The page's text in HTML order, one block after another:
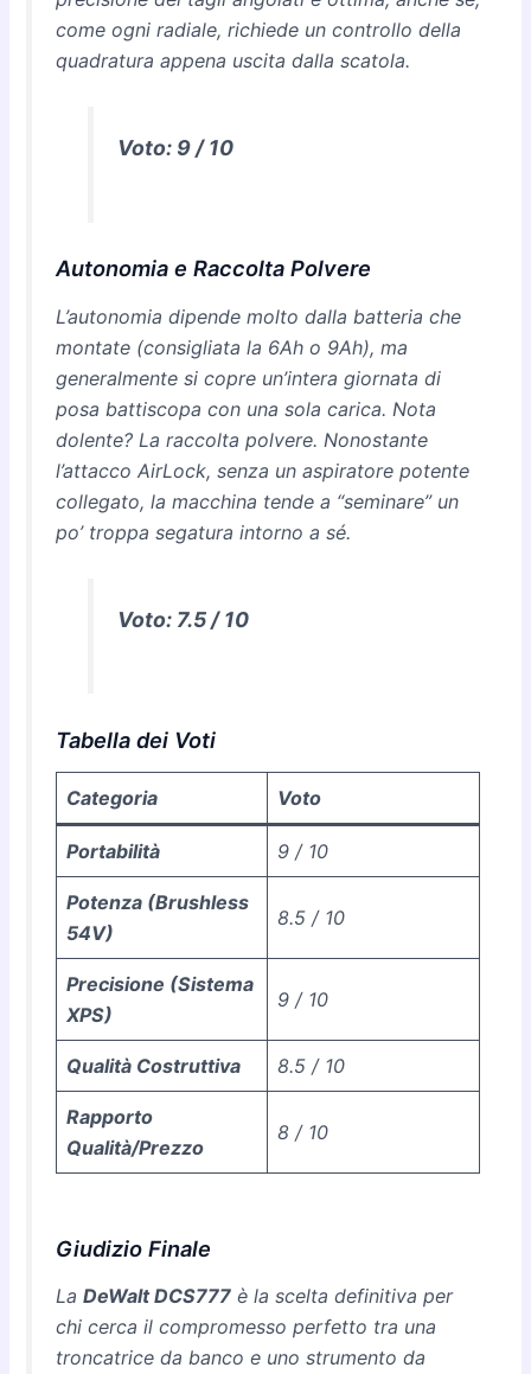
come ogni radiale, richiede un controllo della
quadratura appena uscita dalla scatola.
Voto: 9 / 10
Autonomia e Raccolta Polvere
L’autonomia dipende molto dalla batteria che
montate (consigliata la 6Ah o 9Ah), ma
generalmente si copre un’intera giornata di
posa battiscopa con una sola carica. Nota
dolente? La raccolta polvere. Nonostante
l’attacco AirLock, senza un aspiratore potente
collegato, la macchina tende a “seminare” un
po’ troppa segatura intorno a sé.
Voto: 7.5 / 10
Tabella dei Voti
Categoria Voto
Portabilità 9 / 10
Potenza (Brushless
54V)
8.5 / 10
Precisione (Sistema
XPS)
9 / 10
Qualità Costruttiva 8.5 / 10
Rapporto
Qualità/Prezzo
8 / 10
Giudizio Finale
LaDeWalt DCS777 è la scelta definitiva per
chi cerca il compromesso perfetto tra una
troncatrice da banco e uno strumento da